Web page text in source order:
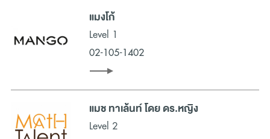
ประสบการณ์ในการเดินห้างและช้อปปิ้ง (Shopping) ที่ดีที่สุดในทุกก้าว
เดิน ที่สามารถตอบสนองต่อความต้องการในการเลือกซื้อสินค้าและ
บริการได้ครบจบทุกความต้องการของคุณและครอบครัว ไม่ว่าจะเป็น
การช้อปปิ้ง (Shopping) เสื้อผ้าแฟชั่น ของตกแต่งบ้าน
หรือเดินเล่นในที่เดียว เพื่อเป็นการช่วยส่งมอบประสบการณ์ใหม่ ๆ ใน
การช้อปปิ้ง (Shopping) ที่น่าจดจำ และอิ่มอร่อยกับร้านอาหารอร่อย
ค่าเฟ่สวย ๆ ร้านปิ้งย่างเกาหลี ร้านชาบู บุฟเฟ่ต์ชาบู และร้านบุฟเฟ่ต์
ทุกครั้งที่คุณเดินทางมาที่เมกาบางนา คุณจะได้สัมผัสประสบการณ์การ
ช้อปปิ้ง (Shopping) ที่โดดเด่นและไม่จำกัดในทุกครั้ง ศูนย์การค้าและ
แมงโก้
Level 1
02-105-1402
แมช ทาเล้นท์ โดย ดร.หญิง
Level 2